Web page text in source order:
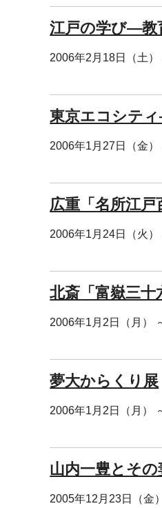
江戸の学び―
2006年2月18日（土）
東京エコシテ
2006年1月27日（金）
広重「名所江戸
2006年1月24日（火）
北斎「富嶽三十
2006年1月2日（月）
夢大からくり展
2006年1月2日（月）
山内一豊とその
2005年12月23日（金